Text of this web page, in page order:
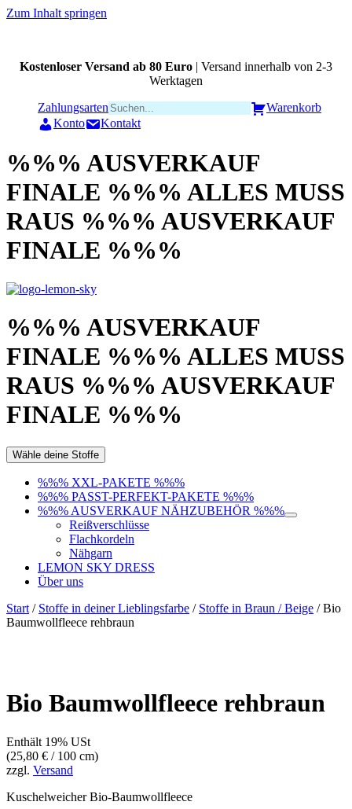
Zum Inhalt springen
Kostenloser Versand ab 80 Euro | Versand innerhalb von 2-3
Werktagen
Zahlungsarten
Warenkorb
Konto
Kontakt
%%% AUSVERKAUF
FINALE %%% ALLES MUSS
RAUS %%% AUSVERKAUF
FINALE %%%
%%% AUSVERKAUF
FINALE %%% ALLES MUSS
RAUS %%% AUSVERKAUF
FINALE %%%
Wähle deine Stoffe
%%% XXL-PAKETE %%%
%%% PASST-PERFEKT-PAKETE %%%
%%% AUSVERKAUF NÄHZUBEHÖR %%%
Reißverschlüsse
Flachkordeln
Nähgarn
LEMON SKY DRESS
Über uns
Start / Stoffe in deiner Lieblingsfarbe / Stoffe in Braun / Beige / Bio
Baumwollfleece rehbraun
Bio Baumwollfleece rehbraun
Enthält 19% USt
(25,80 € / 100 cm)
zzgl. Versand
Kuschelweicher Bio-Baumwollfleece